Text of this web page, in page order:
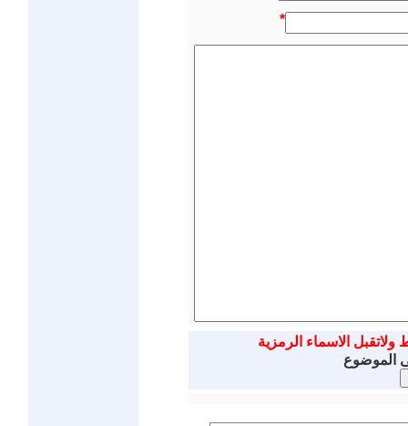
*
ولاتقبل الاسماء الرمزية
الموضوع